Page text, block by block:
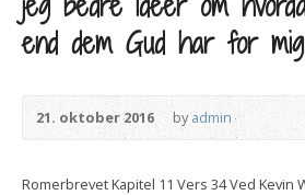
end dem Gud har for
21. oktober 2016 byadmin
Romerbrevet Kapitel 11 Vers 34 Ved Kevin